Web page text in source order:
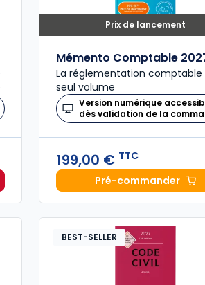
à 215,00 € TTC
Prix de lancement
Mémento Comptable
La réglementation comptable
seul volume
Version numérique
dès validation de la
199,00 € TTC
Pré-commander
Mémento
BEST-SELLER